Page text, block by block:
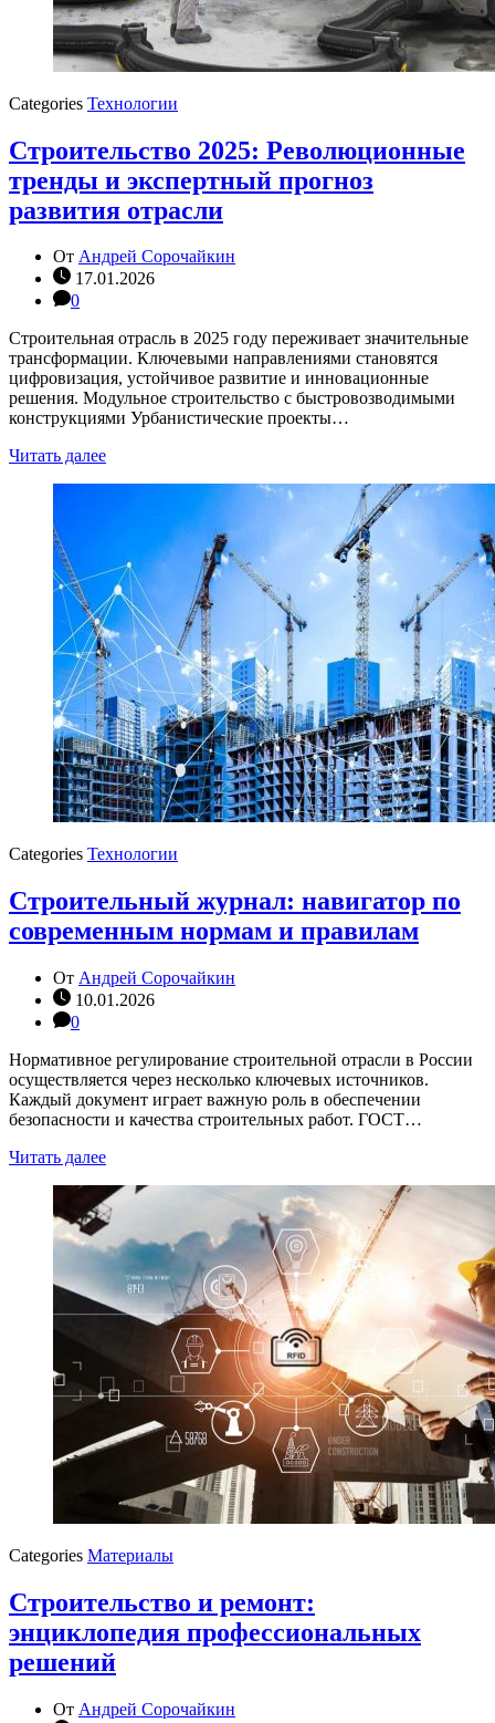
Categories Технологии
Строительство 2025: Революционные
тренды и экспертный прогноз
развития отрасли
От Андрей Сорочайкин
17.01.2026
0
Строительная отрасль в 2025 году переживает значительные
трансформации. Ключевыми направлениями становятся
цифровизация, устойчивое развитие и инновационные
решения. Модульное строительство с быстровозводимыми
конструкциями Урбанистические проекты…
Читать далее
Categories Технологии
Строительный журнал: навигатор по
современным нормам и правилам
От Андрей Сорочайкин
10.01.2026
0
Нормативное регулирование строительной отрасли в России
осуществляется через несколько ключевых источников.
Каждый документ играет важную роль в обеспечении
безопасности и качества строительных работ. ГОСТ…
Читать далее
Categories Материалы
Строительство и ремонт:
энциклопедия профессиональных
решений
От Андрей Сорочайкин